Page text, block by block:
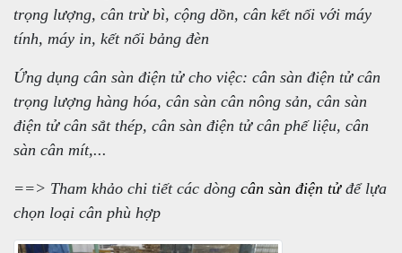
trọng lượng, cân trừ bì, cộng dồn, cân kết nối với máy
tính, máy in, kết nối bảng đèn
Ứng dụng cân sàn điện tử cho việc: cân sàn điện tử cân
trọng lượng hàng hóa, cân sàn cân nông sản, cân sàn
điện tử cân sắt thép, cân sàn điện tử cân phế liệu, cân
sàn cân mít,...
==> Tham khảo chi tiết các dòng cân sàn điện tửđể lựa
chọn loại cân phù hợp